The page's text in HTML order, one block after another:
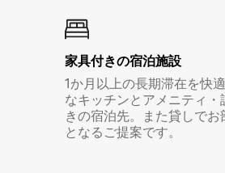
家具付き⁠の宿⁠泊⁠施⁠設
1か月以上の長期滞在を快
なキッチンとアメニティ
きの宿泊先。また貸しでお
となるご提案です。